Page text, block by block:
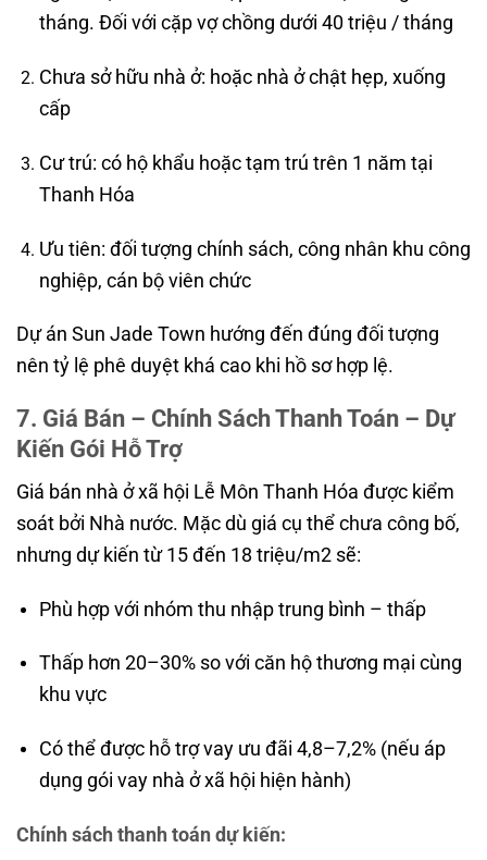
tháng. Đối với cặp vợ chồng dưới 40 triệu / tháng
Chưa sở hữu nhà ở: hoặc nhà ở chật hẹp, xuống
cấp
Cư trú: có hộ khẩu hoặc tạm trú trên 1 năm tại
Thanh Hóa
Ưu tiên: đối tượng chính sách, công nhân khu công
nghiệp, cán bộ viên chức
Dự án Sun Jade Town hướng đến đúng đối tượng
nên tỷ lệ phê duyệt khá cao khi hồ sơ hợp lệ.
7. Giá Bán – Chính Sách Thanh Toán – Dự
Kiến Gói Hỗ Trợ
Giá bán nhà ở xã hội Lễ Môn Thanh Hóa được kiểm
soát bởi Nhà nước. Mặc dù giá cụ thể chưa công bố,
nhưng dự kiến từ 15 đến 18 triệu/m2 sẽ:
Phù hợp với nhóm thu nhập trung bình – thấp
Thấp hơn 20–30% so với căn hộ thương mại cùng
khu vực
Có thể được hỗ trợ vay ưu đãi 4,8–7,2% (nếu áp
dụng gói vay nhà ở xã hội hiện hành)
Chính sách thanh toán dự kiến: